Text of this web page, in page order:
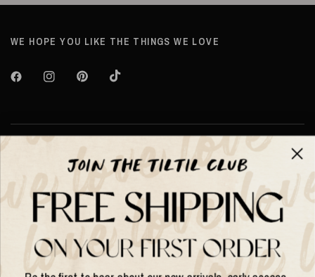
WE HOPE YOU LIKE THE THINGS WE LOVE
Over TILTIL
Help
Shop op